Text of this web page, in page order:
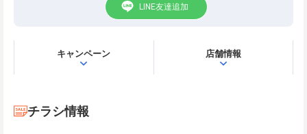
LINE友達追加
キャンペーン 店舗情報
チラシ情報